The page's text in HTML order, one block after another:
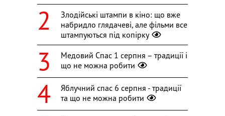
Злодійські штампи в кіно: що вже
набридло глядачеві, але фільми все
штампуються під копірку
Медовий Спас 1 серпня – традиції і
що не можна робити
Яблучний спас 6 серпня - традиції
та що не можна робити